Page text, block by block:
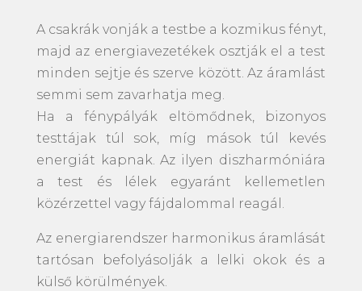
A csakrák vonják a testbe a kozmikus fényt,
majd az energiavezetékek osztják el a test
minden sejtje és szerve között. Az áramlást
semmi sem zavarhatja meg.
Ha a fénypályák eltömődnek, bizonyos
testtájak túl sok, míg mások túl kevés
energiát kapnak. Az ilyen diszharmóniára
a test és lélek egyaránt kellemetlen
közérzettel vagy fájdalommal reagál.
Az energiarendszer harmonikus áramlását
tartósan befolyásolják a lelki okok és a
külső körülmények.